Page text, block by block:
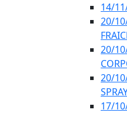
14/
20/
20/
20/
17/